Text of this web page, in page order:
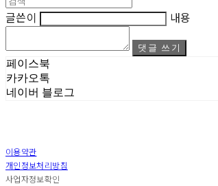
글쓴이 내용
댓글 쓰기
페이스북
카카오톡
네이버 블로그
이용약관
개인정보처리방침
사업자정보확인